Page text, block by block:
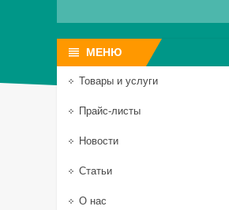
Товары и услуги
Прайс-листы
Новости
Статьи
О нас